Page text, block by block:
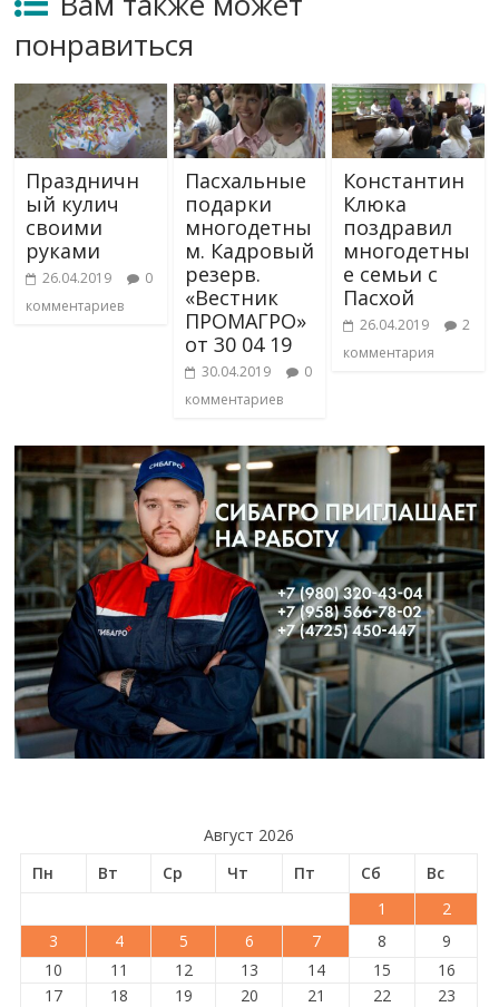
понравиться
Праздничн
ый кулич
своими
руками
26.04.2019
0
комментариев
Пасхальные
подарки
многодетны
м. Кадровый
резерв.
«Вестник
ПРОМАГРО»
от 30 04 19
30.04.2019
0
комментариев
Константин
Клюка
поздравил
многодетны
е семьи с
Пасхой
26.04.2019
2
комментария
Август 2026
Пн
Вт Ср Чт Пт Сб
Вс
1
2
3
4 5 6 7 8
9
10
11 12 13 14 15
16
17
18 19 20 21 22
23